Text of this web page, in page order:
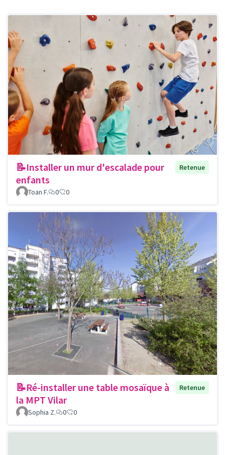
📝Installer un mur d'escalade pour
enfants
Retenue
Toan F. 0 0
📝Ré-installer une table mosaïque à
la MPT Vilar
Retenue
Sophia Z. 0 0